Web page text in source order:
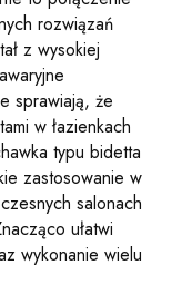
rozwiązań
z wysokiej
sprawiają, że
w łazienkach
typu bidetta
zastosowanie w
salonach
ułatwi
wykonanie wielu